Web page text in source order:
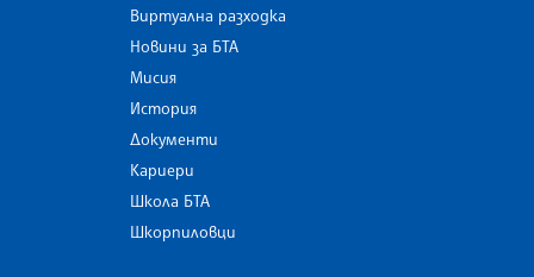
Виртуална разходка
Новини за БТА
Мисия
История
Документи
Кариери
Школа БТА
Шкорпиловци